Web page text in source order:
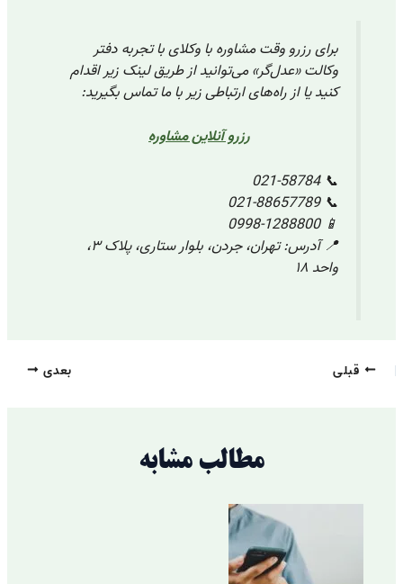
برای رزرو وقت مشاوره با وکلای با تجربه دفتر
وکالت «عدل‌گر» می‌توانید از طریق لینک زیر اقدام
کنید یا از راه‌های ارتباطی زیر با ما تماس بگیرید:
رزرو آنلاین مشاوره
📞 021-58784
📞 021-88657789
📱 0998-1288800
📍 آدرس: تهران، جردن، بلوار ستاری، پلاک ۳،
واحد ۱۸
قبلی بعدی
مطالب مشابه